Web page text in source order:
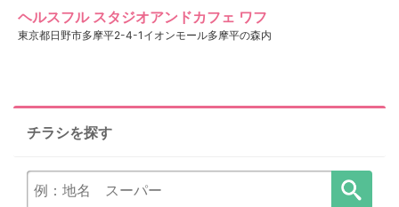
ヘルスフル スタジオアンドカフェ ワフ
東京都日野市多摩平2-4-1イオンモール多摩平の森内
チラシを探す